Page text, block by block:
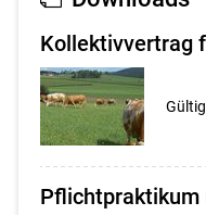
Kollektivvertrag
Pflichtpraktikum